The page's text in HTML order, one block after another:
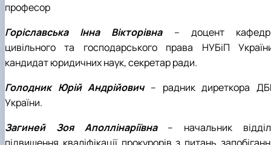
професор
Горіславська Інна Вікторівна– доцент
цивільного та господарського права НУБіП
кандидат юридичних наук, секретар ради.
Голодник Юрій Андрійович– радник диреткора
України.
Загиней Зоя Аполлінаріївна– начальник